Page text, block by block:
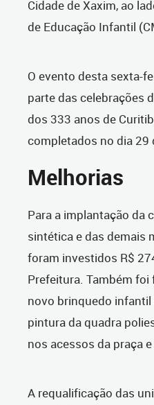
Cidade de Xaxim, ao
de Educação Infantil
O evento desta sexta-
parte das celebrações
dos 333 anos de
completados no dia 29
Melhorias
Para a implantação da
sintética e das demais
foram investidos R$
Prefeitura. Também
novo brinquedo
pintura da quadra
nos acessos da praça
A requalificação das